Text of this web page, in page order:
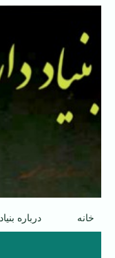
پرش
محتوا
خانه درباره بنیاد